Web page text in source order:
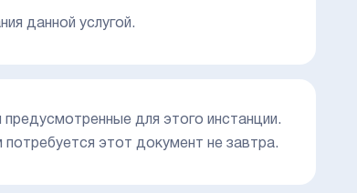
данной услугой.
для этого инстанции.
этот документ не завтра.